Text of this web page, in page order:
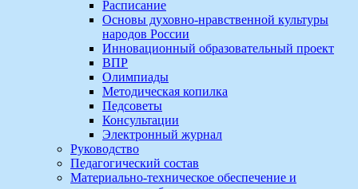
Расписание
Основы духовно-нравственной культуры
народов России
Инновационный образовательный проект
ВПР
Олимпиады
Методическая копилка
Педсоветы
Консультации
Электронный журнал
Руководство
Педагогический состав
Материально-техническое обеспечение и